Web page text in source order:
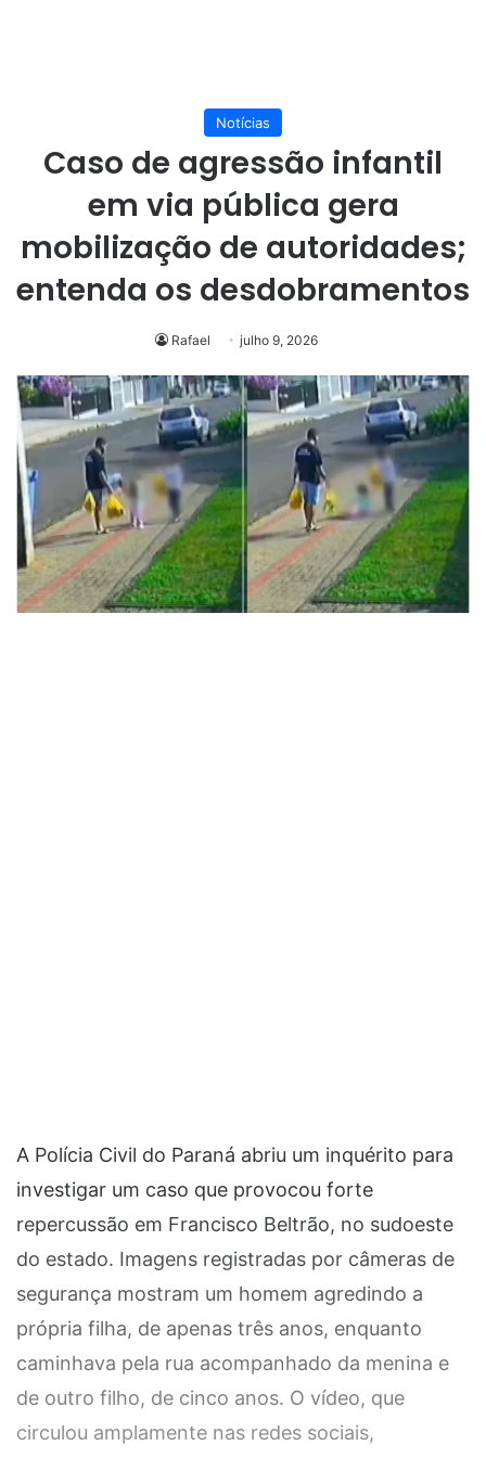
Notícias
Caso de agressão infantil
em via pública gera
mobilização de autoridades;
entenda os desdobramentos
Rafael julho 9, 2026
A Polícia Civil do Paraná abriu um inquérito para
investigar um caso que provocou forte
repercussão em Francisco Beltrão, no sudoeste
do estado. Imagens registradas por câmeras de
segurança mostram um homem agredindo a
própria filha, de apenas três anos, enquanto
caminhava pela rua acompanhado da menina e
de outro filho, de cinco anos. O vídeo, que
circulou amplamente nas redes sociais,